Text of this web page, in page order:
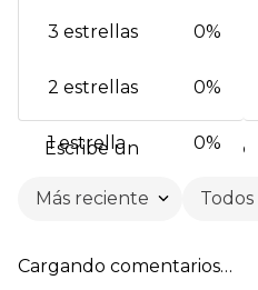
3 estrellas 0%
2 estrellas 0%
1 estrella 0%
Escribe un comentario
Título
Más reciente Todos
Cargando comentarios…